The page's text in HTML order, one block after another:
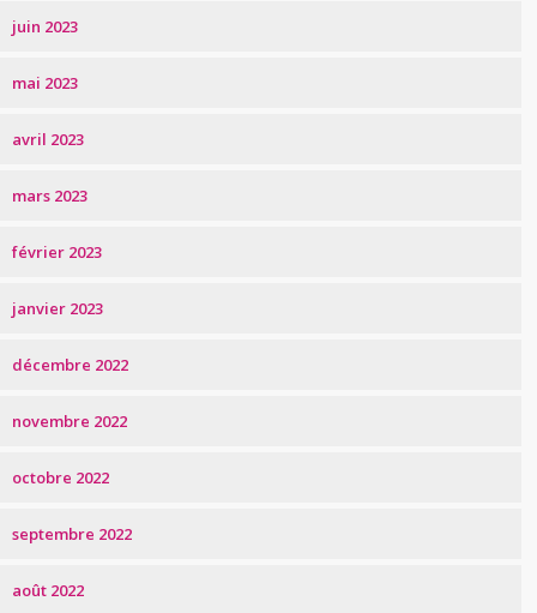
juin 2023
mai 2023
avril 2023
mars 2023
février 2023
janvier 2023
décembre 2022
novembre 2022
octobre 2022
septembre 2022
août 2022